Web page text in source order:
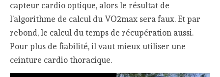
capteur cardio optique, alors le résultat de
l’algorithme de calcul du VO2max sera faux. Et par
rebond, le calcul du temps de récupération aussi.
Pour plus de fiabilité, il vaut mieux utiliser une
ceinture cardio thoracique.